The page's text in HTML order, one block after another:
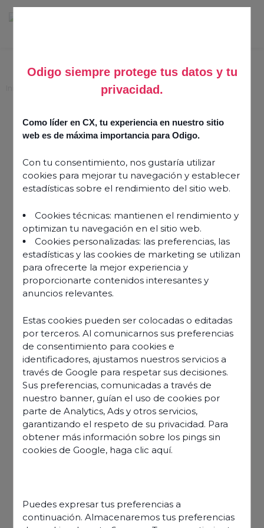
Odigo siempre protege tus datos y tu
privacidad.
Como líder en CX, tu experiencia en nuestro sitio
web es de máxima importancia para Odigo.
Con tu consentimiento, nos gustaría utilizar
cookies para mejorar tu navegación y establecer
estadísticas sobre el rendimiento del sitio web.
Cookies técnicas: mantienen el rendimiento y
optimizan tu navegación en el sitio web.
Cookies personalizadas: las preferencias, las
estadísticas y las cookies de marketing se utilizan
para ofrecerte la mejor experiencia y
proporcionarte contenidos interesantes y
anuncios relevantes.
Estas cookies pueden ser colocadas o editadas
por terceros. Al comunicarnos sus preferencias
de consentimiento para cookies e
identificadores, ajustamos nuestros servicios a
través de Google para respetar sus decisiones.
Sus preferencias, comunicadas a través de
nuestro banner, guían el uso de cookies por
parte de Analytics, Ads y otros servicios,
garantizando el respeto de su privacidad. Para
obtener más información sobre los pings sin
cookies de Google, haga clic aquí.
Puedes expresar tus preferencias a
continuación. Almacenaremos tus preferencias
Evolución de la atención al cliente: expectativas crecientes
Evolución de la atención
al cliente: expectativas
crecientes
27 noviembre 2023